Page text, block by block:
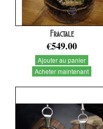
Fractale
€549.00
Ajouter au panier
Acheter maintenant